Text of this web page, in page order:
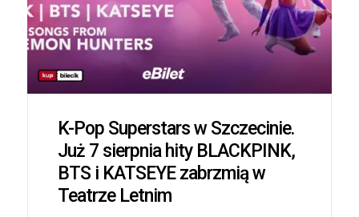
K-Pop Superstars w Szczecinie.
Już 7 sierpnia hity BLACKPINK,
BTS i KATSEYE zabrzmią w
Teatrze Letnim